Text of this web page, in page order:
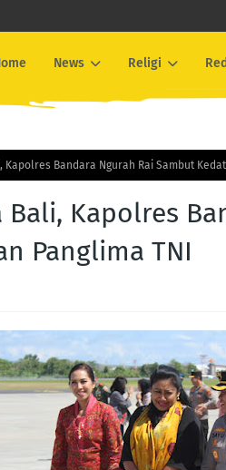
News Religi
Kapolres Bandara Ngurah Rai Sambut
Kapolres
Panglima TNI